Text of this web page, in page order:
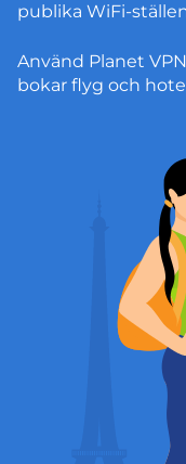
publika WiFi-
Använd Planet
bokar flyg och